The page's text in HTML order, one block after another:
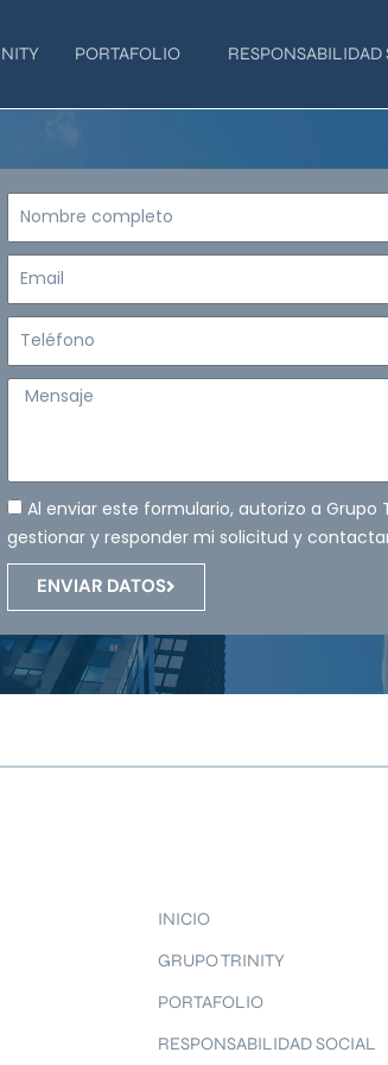
PORTAFOLIO RESPONSABILIDAD
Nombre
Email
Teléfono
Mensaje
Al enviar este formulario, autorizo a Grupo
gestionar y responder mi solicitud y
ENVIAR DATOS
INICIO
GRUPO TRINITY
PORTAFOLIO
RESPONSABILIDAD SOCIAL